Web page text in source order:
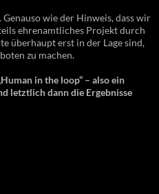
wie der Hinweis, dass wir
ehrenamtliches Projekt durch
überhaupt erst in der Lage sind,
zu machen.
in the loop“ – also ein
letztlich dann die Ergebnisse